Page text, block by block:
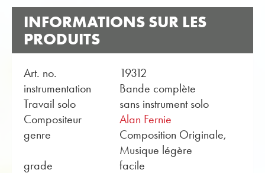
INFORMATIONS SUR LES
PRODUITS
Art. no.
19312
instrumentation
Bande complète
Travail solo
sans instrument solo
Compositeur
Alan Fernie
genre
Composition Originale,
Musique légère
grade
facile